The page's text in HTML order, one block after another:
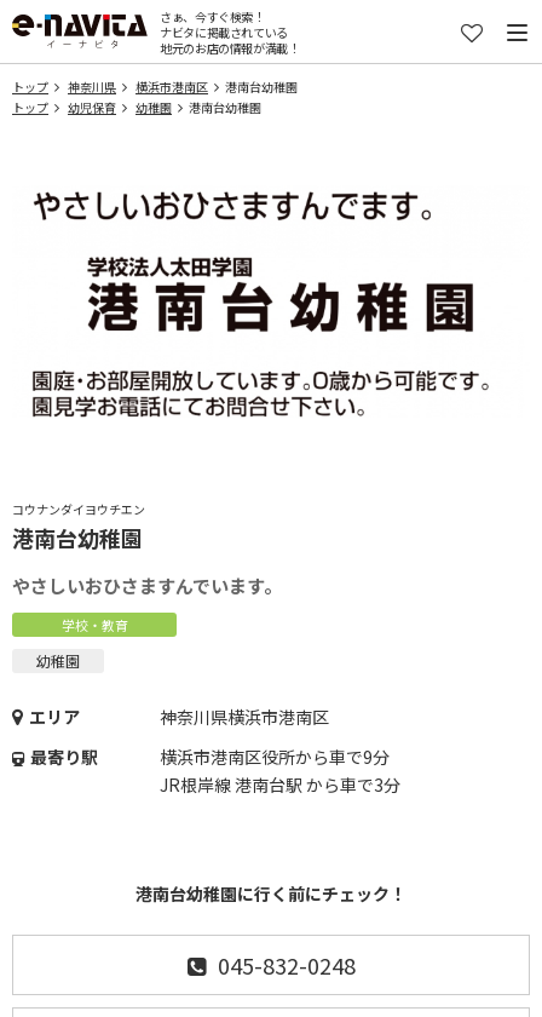
さぁ、今すぐ検索！
ナビタに掲載されている
地元のお店の情報が満載！
トップ 神奈川県 横浜市港南区
港南台幼稚園
トップ
幼児保育 幼稚園 港南台幼稚園
コウナンダイヨウチエン
港南台幼稚園
やさしいおひさますんでいます。
学校・教育
幼稚園
エリア
神奈川県横浜市港南区
最寄り駅
横浜市港南区役所から車で9分
JR根岸線 港南台駅 から車で3分
港南台幼稚園に行く前にチェック！
045-832-0248